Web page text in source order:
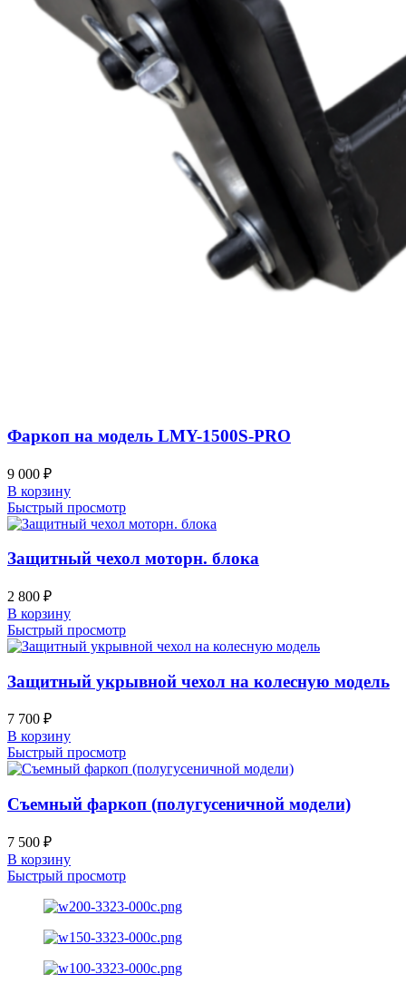
Фаркоп на модель LMY-1500S-PRO
9 000 ₽
В корзину
Быстрый просмотр
Защитный чехол моторн. блока
2 800 ₽
В корзину
Быстрый просмотр
Защитный укрывной чехол на колесную модель
7 700 ₽
В корзину
Быстрый просмотр
Съемный фаркоп (полугусеничной модели)
7 500 ₽
В корзину
Быстрый просмотр